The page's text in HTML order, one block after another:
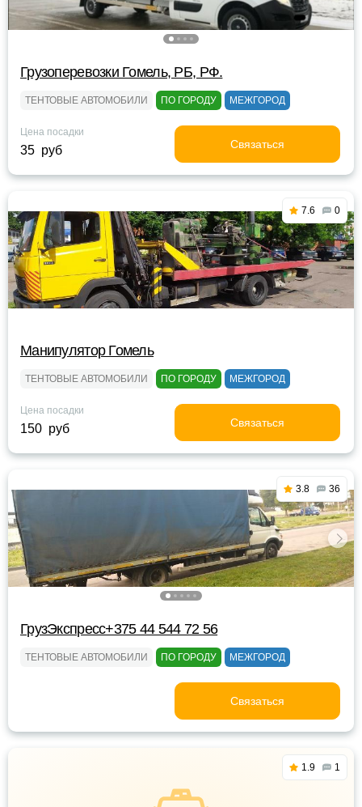
Грузоперевозки Гомель, РБ, РФ.
ТЕНТОВЫЕ АВТОМОБИЛИ ПО ГОРОДУ МЕЖГОРОД
Цена посадки
35 руб Связаться
7.6 0
Манипулятор Гомель
ТЕНТОВЫЕ АВТОМОБИЛИ ПО ГОРОДУ МЕЖГОРОД
Цена посадки
150 руб Связаться
3.8 36
ГрузЭкспресс+375 44 544 72 56
ТЕНТОВЫЕ АВТОМОБИЛИ ПО ГОРОДУ МЕЖГОРОД
Связаться
1.9 1